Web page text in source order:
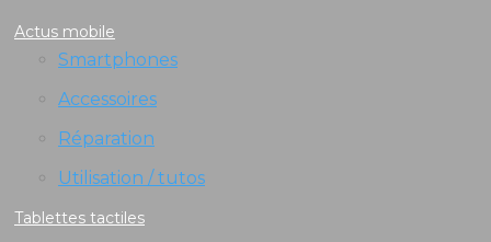
Actus mobile
Smartphones
Accessoires
Réparation
Utilisation / tutos
Tablettes tactiles